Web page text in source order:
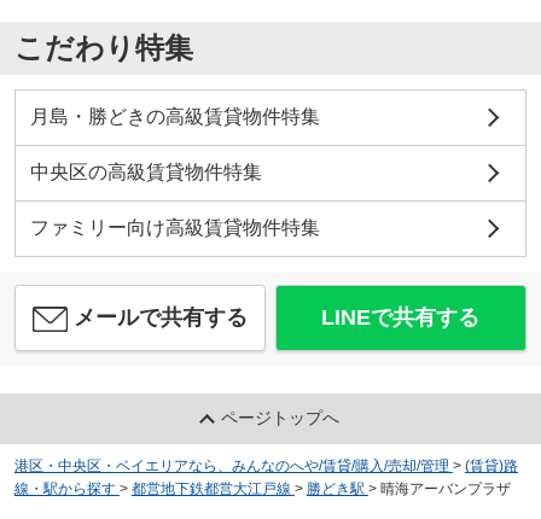
こだわり特集
月島・勝どきの高級賃貸物件特集
中央区の高級賃貸物件特集
ファミリー向け高級賃貸物件特集
メールで共有する LINEで共有する
ページトップへ
港区・中央区・ベイエリアなら、みんなのへや/賃貸/購入/売却/管理 > (賃貸)路
線・駅から探す > 都営地下鉄都営大江戸線 > 勝どき駅 > 晴海アーバンプラザ